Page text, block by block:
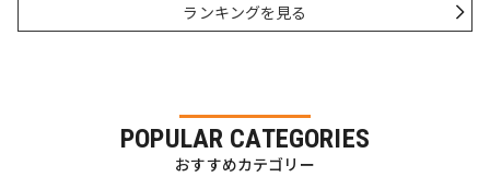
ランキングを見る
POPULAR CATEGORIES
おすすめカテゴリー